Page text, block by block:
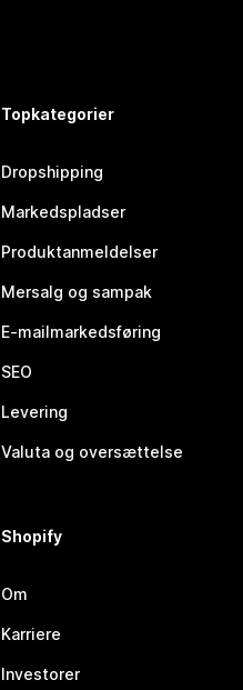
Topkategorier
Dropshipping
Markedspladser
Produktanmeldelser
Mersalg og sampak
E-mailmarkedsføring
SEO
Levering
Valuta og oversættelse
Shopify
Om
Karriere
Investorer